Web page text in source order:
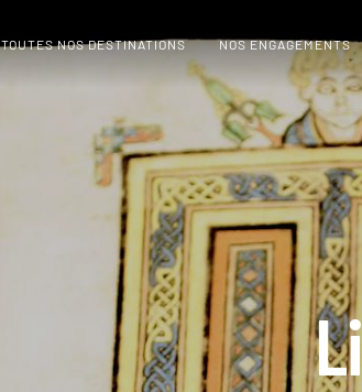
TOUTES NOS DESTINATIONS NOS ENGAGEMENTS